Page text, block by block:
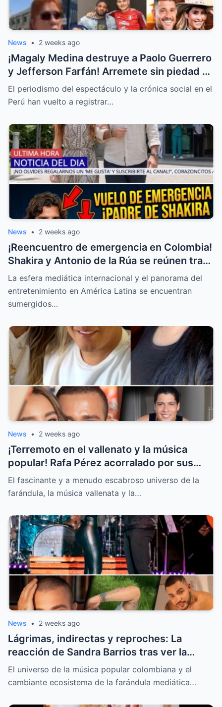
News • 2 weeks ago
¡Magaly Medina destruye a Paolo Guerrero
y Jefferson Farfán! Arremete sin piedad y
llama “descerebrados” a Peluchín y a La
Granja VIP
El periodismo del espectáculo y la crónica social en el
Perú han vuelto a registrar…
News • 2 weeks ago
¡Reencuentro de emergencia en Colombia!
Shakira y Antonio de la Rúa se reúnen tras
la delicada salud de William Mebarak
La esfera mediática internacional y el panorama del
entretenimiento en América Latina se encuentran
sumergidos…
News • 2 weeks ago
¡Terremoto en el vallenato y la música
popular! Rafa Pérez acorralado por sus
hijos y la llamada secreta sobre la boda de
Jessi Uribe
El fascinante y a menudo escabroso universo de la
farándula, la música vallenata y la…
News • 2 weeks ago
Lágrimas, indirectas y reproches: La
reacción de Sandra Barrios tras ver la
nueva portada sobre el tatuaje de Jessi
Uribe
El universo de la música popular colombiana y el
cambiante ecosistema de la farándula mediática…